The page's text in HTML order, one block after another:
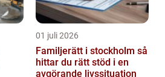
01 juli 2026
Familjerätt i stockholm så
hittar du rätt stöd i en
avgörande livssituation